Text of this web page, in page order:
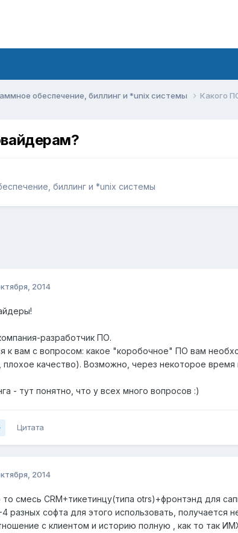
обеспечение, биллинг и *unix системы Какого
биллинг и *unix системы
2014
разработчик ПО.
к вам с вопросом: какое "коробочное" ПО вам
плохое качество). Возможно, через некоторое
- тут понятно, что у всех много вопросов :)
Цитата
2014
смесь CRM+тикетинцу(типа otrs)+фронтэнд для
4 разных софта для этого использовать,
с клиентом и историю полную , как то так